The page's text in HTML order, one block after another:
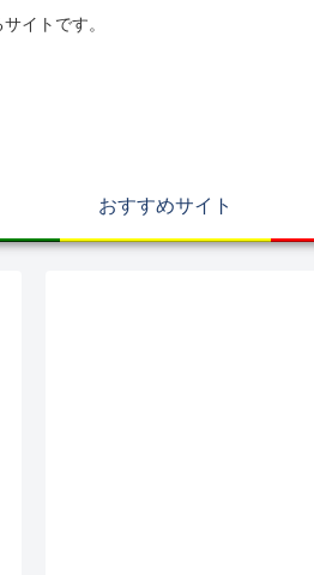
イトです。
おすすめサイト